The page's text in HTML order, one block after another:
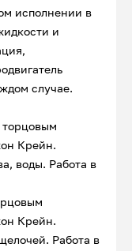
исполнении в
и
случае.
Крейн.
воды. Работа в
Крейн.
Работа в